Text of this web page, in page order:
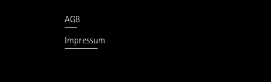
AGB
Impressum